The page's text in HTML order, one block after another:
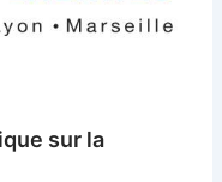
sur la